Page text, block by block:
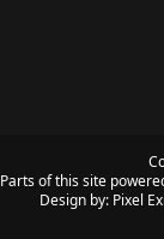
Parts of this site
Design by: Pixel